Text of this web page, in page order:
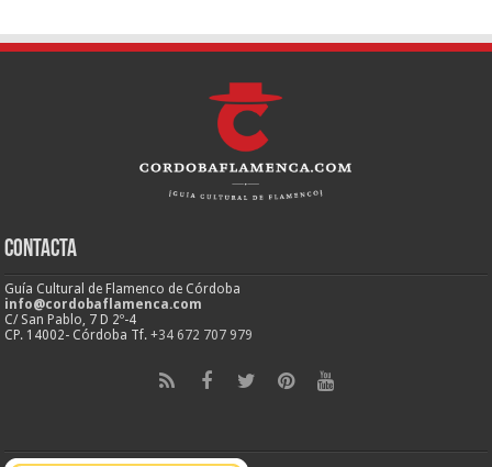
Contacta
Guía Cultural de Flamenco de Córdoba
info@cordobaflamenca.com
C/ San Pablo, 7 D 2º-4
CP. 14002- Córdoba Tf.+34 672 707 979